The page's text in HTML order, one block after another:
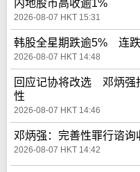
内地股市高收逾1%
2026-08-07 HKT 15:31
韩股全星期跌逾5% 连
2026-08-07 HKT 14:48
回应记协将改选 邓炳强
性
2026-08-07 HKT 14:46
邓炳强：完善性罪行谘
2026-08-07 HKT 14:42